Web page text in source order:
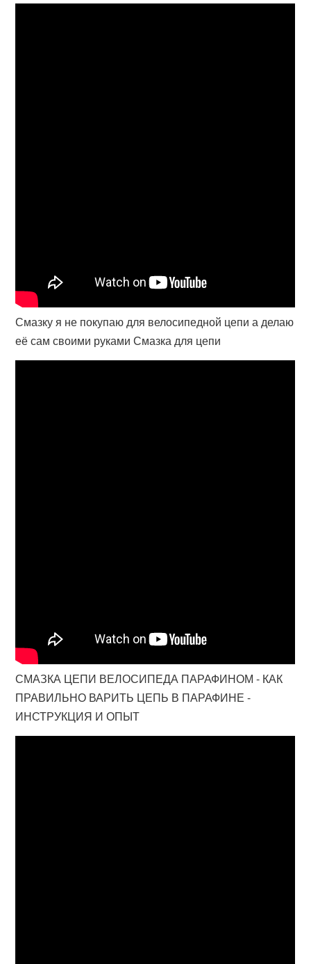
Смазку я не покупаю для велосипедной цепи а делаю
её сам своими руками Смазка для цепи
СМАЗКА ЦЕПИ ВЕЛОСИПЕДА ПАРАФИНОМ - КАК
ПРАВИЛЬНО ВАРИТЬ ЦЕПЬ В ПАРАФИНЕ -
ИНСТРУКЦИЯ И ОПЫТ